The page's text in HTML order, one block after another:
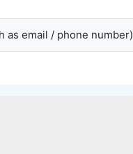
as email / phone number)